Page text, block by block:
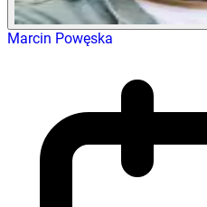
Marcin Powęska